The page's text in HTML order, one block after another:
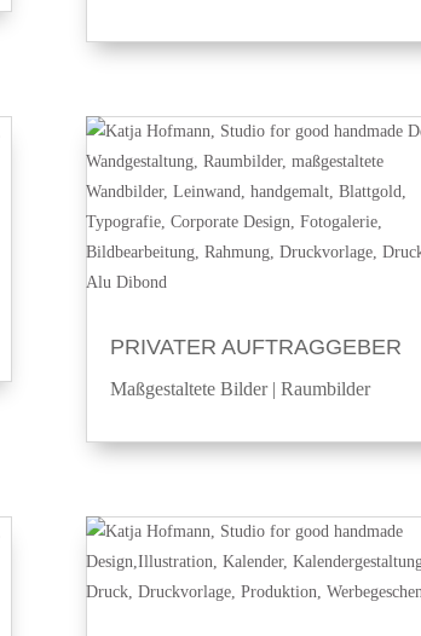
PRIVATER AUFTRAGGEBER
Maßgestaltete Bilder| Raumbilder